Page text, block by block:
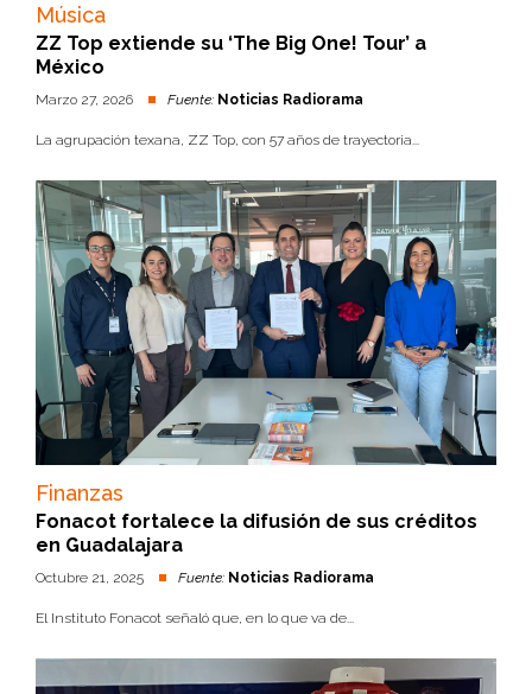
Música
ZZ Top extiende su ‘The Big One! Tour’ a
México
Marzo 27, 2026 Fuente: Noticias Radiorama
La agrupación texana, ZZ Top, con 57 años de trayectoria...
Finanzas
Fonacot fortalece la difusión de sus créditos
en Guadalajara
Octubre 21, 2025 Fuente: Noticias Radiorama
El Instituto Fonacot señaló que, en lo que va de...